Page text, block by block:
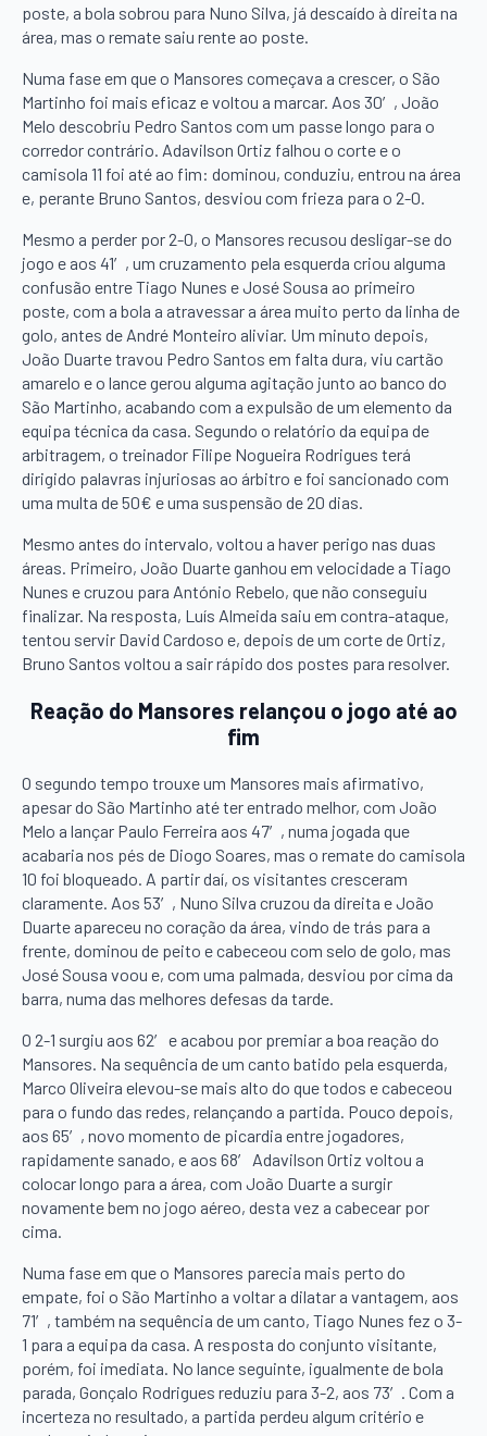
poste, a bola sobrou para Nuno Silva, já descaído à direita na
área, mas o remate saiu rente ao poste.
Numa fase em que o Mansores começava a crescer, o São
Martinho foi mais eficaz e voltou a marcar. Aos 30′, João
Melo descobriu Pedro Santos com um passe longo para o
corredor contrário. Adavilson Ortiz falhou o corte e o
camisola 11 foi até ao fim: dominou, conduziu, entrou na área
e, perante Bruno Santos, desviou com frieza para o 2-0.
Mesmo a perder por 2-0, o Mansores recusou desligar-se do
jogo e aos 41′, um cruzamento pela esquerda criou alguma
confusão entre Tiago Nunes e José Sousa ao primeiro
poste, com a bola a atravessar a área muito perto da linha de
golo, antes de André Monteiro aliviar. Um minuto depois,
João Duarte travou Pedro Santos em falta dura, viu cartão
amarelo e o lance gerou alguma agitação junto ao banco do
São Martinho, acabando com a expulsão de um elemento da
equipa técnica da casa. Segundo o relatório da equipa de
arbitragem, o treinador Filipe Nogueira Rodrigues terá
dirigido palavras injuriosas ao árbitro e foi sancionado com
uma multa de 50€ e uma suspensão de 20 dias.
Mesmo antes do intervalo, voltou a haver perigo nas duas
áreas. Primeiro, João Duarte ganhou em velocidade a Tiago
Nunes e cruzou para António Rebelo, que não conseguiu
finalizar. Na resposta, Luís Almeida saiu em contra-ataque,
tentou servir David Cardoso e, depois de um corte de Ortiz,
Bruno Santos voltou a sair rápido dos postes para resolver.
Reação do Mansores relançou o jogo até ao
fim
O segundo tempo trouxe um Mansores mais afirmativo,
apesar do São Martinho até ter entrado melhor, com João
Melo a lançar Paulo Ferreira aos 47′, numa jogada que
acabaria nos pés de Diogo Soares, mas o remate do camisola
10 foi bloqueado. A partir daí, os visitantes cresceram
claramente. Aos 53′, Nuno Silva cruzou da direita e João
Duarte apareceu no coração da área, vindo de trás para a
frente, dominou de peito e cabeceou com selo de golo, mas
José Sousa voou e, com uma palmada, desviou por cima da
barra, numa das melhores defesas da tarde.
O 2-1 surgiu aos 62′ e acabou por premiar a boa reação do
Mansores. Na sequência de um canto batido pela esquerda,
Marco Oliveira elevou-se mais alto do que todos e cabeceou
para o fundo das redes, relançando a partida. Pouco depois,
aos 65′, novo momento de picardia entre jogadores,
rapidamente sanado, e aos 68′ Adavilson Ortiz voltou a
colocar longo para a área, com João Duarte a surgir
novamente bem no jogo aéreo, desta vez a cabecear por
cima.
Numa fase em que o Mansores parecia mais perto do
empate, foi o São Martinho a voltar a dilatar a vantagem, aos
71′, também na sequência de um canto, Tiago Nunes fez o 3-
1 para a equipa da casa. A resposta do conjunto visitante,
porém, foi imediata. No lance seguinte, igualmente de bola
parada, Gonçalo Rodrigues reduziu para 3-2, aos 73′. Com a
incerteza no resultado, a partida perdeu algum critério e